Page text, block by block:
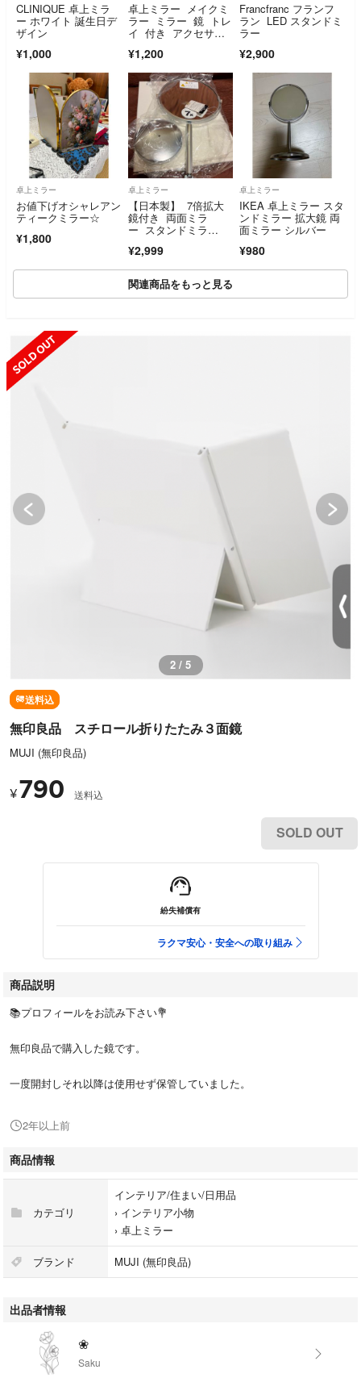
CLINIQUE 卓上ミラ
ー ホワイト 誕生日デ
ザイン
¥1,000
卓上ミラー メイクミ
ラー ミラー 鏡 トレ
イ 付き アクセサリ
¥1,200
Francfranc フランフ
ラン LED スタンドミ
ラー
¥2,900
卓上ミラー
お値下げオシャレアン
ティークミラー☆
¥1,800
卓上ミラー
【日本製】 7倍拡大
鏡付き 両面ミラ
ー スタンドミラ
ラ
¥2,999
卓上ミラー
IKEA 卓上ミラー スタ
ンドミラー 拡大鏡 両
面ミラー シルバー
¥980
関連商品をもっと見る
2 / 5
送料込
無印良品 スチロール折りたたみ３面鏡
MUJI (無印良品)
¥790 送料込
SOLD OUT
紛失補償有
ラクマ安心・安全への取り組み
商品説明
📚プロフィールをお読み下さい💐
無印良品で購入した鏡です。
一度開封しそれ以降は使用せず保管していました。
2年以上前
商品情報
カテゴリ
インテリア/住まい/日用品
› インテリア小物
› 卓上ミラー
ブランド MUJI (無印良品)
出品者情報
❀
Saku